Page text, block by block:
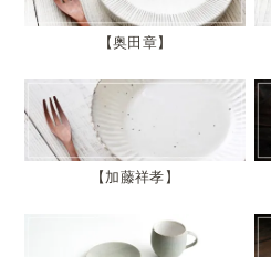
奥田章
加藤祥孝